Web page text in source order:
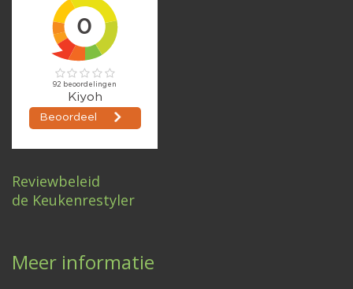
Reviewbeleid
de Keukenrestyler
Meer informatie